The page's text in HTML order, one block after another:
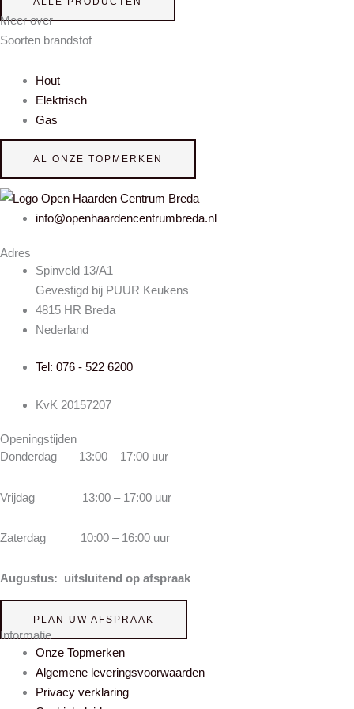
Meer over
Soorten brandstof
Hout
Elektrisch
Gas
AL ONZE TOPMERKEN
info@openhaardencentrumbreda.nl
Adres
Spinveld 13/A1
Gevestigd bij PUUR Keukens
4815 HR Breda
Nederland
Tel: 076 - 522 6200
KvK 20157207
Openingstijden
Donderdag 13:00 – 17:00 uur
Vrijdag 13:00 – 17:00 uur
Zaterdag 10:00 – 16:00 uur
Augustus: uitsluitend op afspraak
PLAN UW AFSPRAAK
Informatie
Onze Topmerken
Algemene leveringsvoorwaarden
Privacy verklaring